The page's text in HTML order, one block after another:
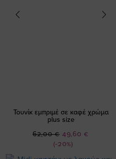
Τουνίκ εμπριμέ σε καφέ χρώμα
plus size
(-20%)
Ειδική
Τιμή
49,60 €
62,00 €